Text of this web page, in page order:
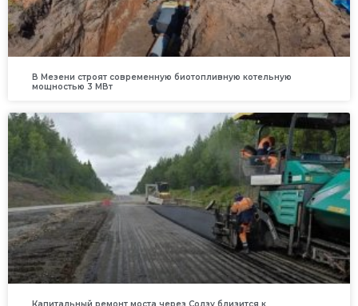
В Мезени строят современную биотопливную котельную
мощностью 3 МВт